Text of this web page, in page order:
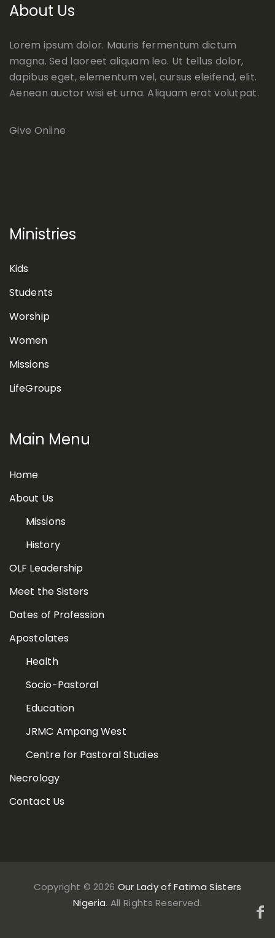
About Us
Lorem ipsum dolor. Mauris fermentum dictum
magna. Sed laoreet aliquam leo. Ut tellus dolor,
dapibus eget, elementum vel, cursus eleifend, elit.
Aenean auctor wisi et urna. Aliquam erat volutpat.
Give Online
Ministries
Kids
Students
Worship
Women
Missions
LifeGroups
Main Menu
Home
About Us
Missions
History
OLF Leadership
Meet the Sisters
Dates of Profession
Apostolates
Health
Socio-Pastoral
Education
JRMC Ampang West
Centre for Pastoral Studies
Necrology
Contact Us
Copyright ©2026 Our Lady of Fatima Sisters
Nigeria. All Rights Reserved.